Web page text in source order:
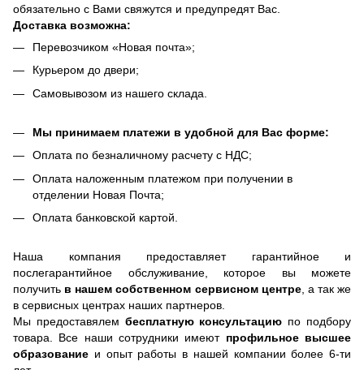
обязательно с Вами свяжутся и предупредят Вас.
Доставка возможна:
Перевозчиком «Новая почта»;
Курьером до двери;
Самовывозом из нашего склада.
Мы принимаем платежи в удобной для Вас форме:
Оплата по безналичному расчету с НДС;
Оплата наложенным платежом при получении в
отделении Новая Почта;
Оплата банковской картой.
Наша компания предоставляет гарантийное и
послегарантийное обслуживание, которое вы можете
получить в нашем собственном сервисном центре, а так же
в сервисных центрах наших партнеров.
Мы предоставялем бесплатную консультацию по подбору
товара. Все наши сотрудники имеют профильное высшее
образование и опыт работы в нашей компании более 6-ти